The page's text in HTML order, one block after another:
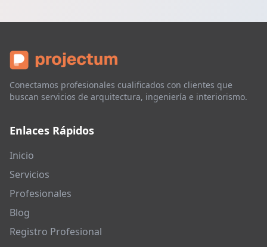
Conectamos profesionales cualificados con clientes que
buscan servicios de arquitectura, ingeniería e interiorismo.
Enlaces Rápidos
Inicio
Servicios
Profesionales
Blog
Registro Profesional